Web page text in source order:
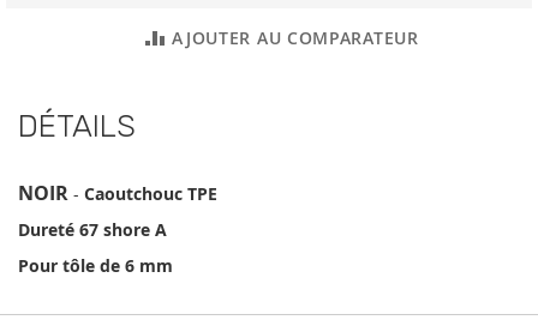
AJOUTER AU COMPARATEUR
DÉTAILS
NOIR - Caoutchouc TPE
Dureté 67 shore A
Pour tôle de 6 mm